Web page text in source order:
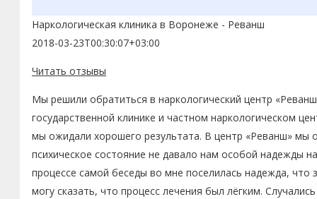
употребляет наркотики. За это время стал совсем
Наркологическая клиника в Воронеже - Реванш
2018-03-23T00:30:07+03:00
Читать отзывы
Мы решили обратиться в наркологический центр
государственной клинике и частном наркологическом
мы ожидали хорошего результата. В центр «Реванш» мы
психическое состояние не давало нам особой надежды
процессе самой беседы во мне поселилась надежда,
могу сказать, что процесс лечения был лёгким.